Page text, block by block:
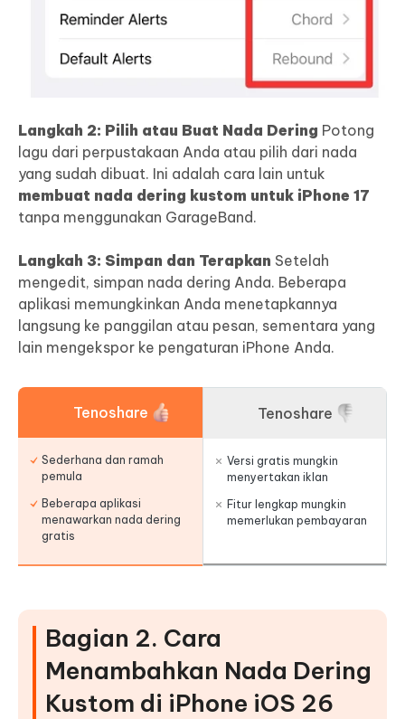
Langkah 2: Pilih atau Buat Nada Dering Potong
lagu dari perpustakaan Anda atau pilih dari nada
yang sudah dibuat. Ini adalah cara lain untuk
membuat nada dering kustom untuk iPhone 17
tanpa menggunakan GarageBand.
Langkah 3: Simpan dan Terapkan Setelah
mengedit, simpan nada dering Anda. Beberapa
aplikasi memungkinkan Anda menetapkannya
langsung ke panggilan atau pesan, sementara yang
lain mengekspor ke pengaturan iPhone Anda.
Tenoshare
Sederhana dan ramah
pemula
Beberapa aplikasi
menawarkan nada dering
gratis
Tenoshare
Versi gratis mungkin
menyertakan iklan
Fitur lengkap mungkin
memerlukan pembayaran
Bagian 2. Cara
Menambahkan Nada Dering
Kustom di iPhone iOS 26